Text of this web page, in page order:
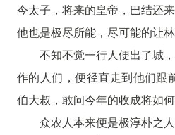
今太子，将来的皇帝，巴结还
他也是极尽所能，尽可能的让林
不知不觉一行人便出了城
作的人们，便径直走到他们跟
伯大叔，敢问今年的收成将如
众农人本来便是极淳朴之